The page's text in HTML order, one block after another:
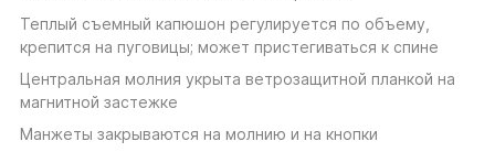
Теплый съемный капюшон регулируется по объему,
крепится на пуговицы; может пристегиваться к спине
Центральная молния укрыта ветрозащитной планкой на
магнитной застежке
Манжеты закрываются на молнию и на кнопки